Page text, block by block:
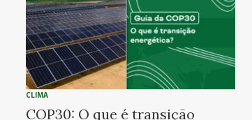
CLIMA
COP30: O que é transição